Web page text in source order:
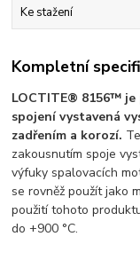
Ke stažení
Kompletní
LOCTITE® 8156™
spojení vystavená
zadřením a korozí.
zakousnutím spoje
výfuky spalovacích
se rovněž použít jako
použití tohoto
do +900 °C.